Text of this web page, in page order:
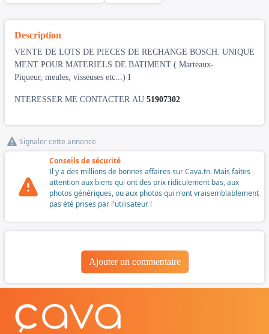
Description
VENTE DE LOTS DE PIECES DE RECHANGE BOSCH. UNIQUE
MENT POUR MATERIELS DE BATIMENT ( Marteaux-
Piqueur, meules, visseuses etc...) I
NTERESSER ME CONTACTER AU 51907302
Signaler cette annonce
Conseils de sécurité
Il y a des millions de bonnes affaires sur Cava.tn. Mais faites
attention aux biens qui ont des prix ridiculement bas, aux
photos génériques, ou aux photos qui n'ont vraisemblablement
pas été prises par l'utilisateur !
Ajouter un commentaire